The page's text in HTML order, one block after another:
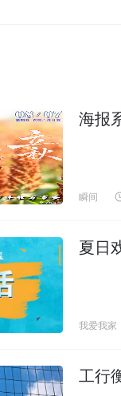
海报
瞬间
夏日
我爱我家
工行